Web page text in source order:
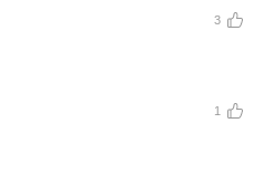
3
1